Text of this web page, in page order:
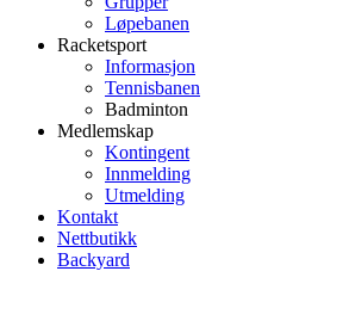
Løpebanen
Racketsport
Informasjon
Tennisbanen
Badminton
Medlemskap
Kontingent
Innmelding
Utmelding
Kontakt
Nettbutikk
Backyard